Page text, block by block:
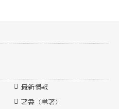
最新情報
著書（単著）